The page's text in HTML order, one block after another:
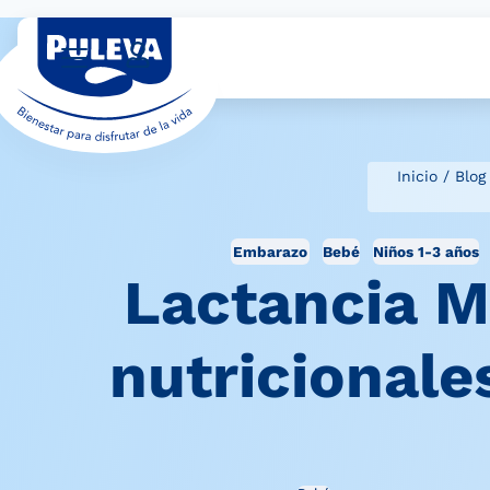
Inicio / Blog
Embarazo Bebé Niños 1-3 años
Lactancia